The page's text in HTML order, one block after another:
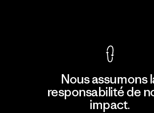
Nous assumons
responsabilité de
impact.